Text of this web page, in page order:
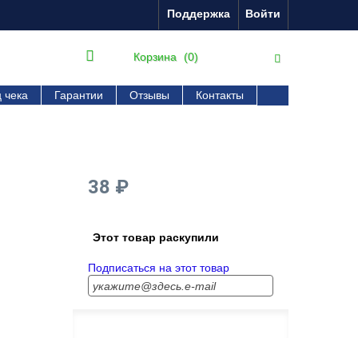
Войти
Поддержка
Корзина (0)
чека Гарантии Отзывы Контакты
38 ₽
Этот товар раскупили
Подписаться на этот товар